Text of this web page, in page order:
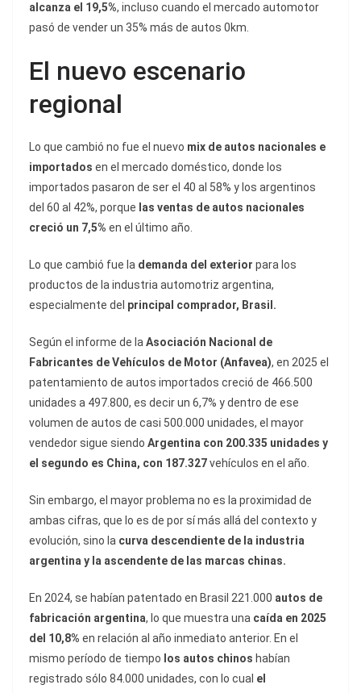
alcanza el 19,5%, incluso cuando el mercado automotor
pasó de vender un 35% más de autos 0km.
El nuevo escenario
regional
Lo que cambió no fue el nuevo mix de autos nacionales e
importados en el mercado doméstico, donde los
importados pasaron de ser el 40 al 58% y los argentinos
del 60 al 42%, porque las ventas de autos nacionales
creció un 7,5% en el último año.
Lo que cambió fue la demanda del exterior para los
productos de la industria automotriz argentina,
especialmente del principal comprador, Brasil.
Según el informe de laAsociación Nacional de
Fabricantes de Vehículos de Motor (Anfavea), en 2025 el
patentamiento de autos importados creció de 466.500
unidades a 497.800, es decir un 6,7% y dentro de ese
volumen de autos de casi 500.000 unidades, el mayor
vendedor sigue siendo Argentina con 200.335 unidades y
el segundo es China, con 187.327vehículos en el año.
Sin embargo, el mayor problema no es la proximidad de
ambas cifras, que lo es de por sí más allá del contexto y
evolución, sino la curva descendiente de la industria
argentina y la ascendente de las marcas chinas.
En 2024, se habían patentado en Brasil 221.000 autos de
fabricación argentina, lo que muestra una caída en 2025
del 10,8% en relación al año inmediato anterior. En el
mismo período de tiempo los autos chinos habían
registrado sólo 84.000 unidades, con lo cual el